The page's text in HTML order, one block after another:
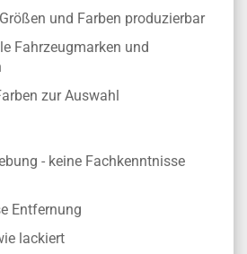
und Farben produzierbar
Fahrzeugmarken und
zur Auswahl
- keine Fachkenntnisse
Entfernung
lackiert